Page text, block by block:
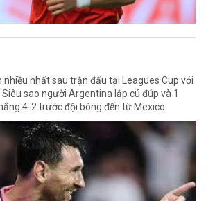
nhiều nhất sau trận đấu tại Leagues Cup với
sao người Argentina lập cú đúp và 1
4-2 trước đội bóng đến từ Mexico.